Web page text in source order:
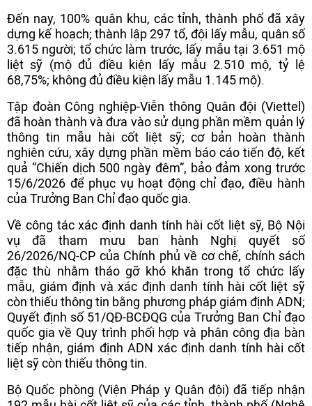
Đến nay, 100% quân khu, các tỉnh, thành phố đã xây
dựng kế hoạch; thành lập 297 tổ, đội lấy mẫu, quân số
3.615 người; tổ chức làm trước, lấy mẫu tại 3.651 mộ
liệt sỹ (mộ đủ điều kiện lấy mẫu 2.510 mộ, tỷ lệ
68,75%; không đủ điều kiện lấy mẫu 1.145 mộ).
Tập đoàn Công nghiệp-Viễn thông Quân đội (Viettel)
đã hoàn thành và đưa vào sử dụng phần mềm quản lý
thông tin mẫu hài cốt liệt sỹ; cơ bản hoàn thành
nghiên cứu, xây dựng phần mềm báo cáo tiến độ, kết
quả “Chiến dịch 500 ngày đêm”, bảo đảm xong trước
15/6/2026 để phục vụ hoạt động chỉ đạo, điều hành
của Trưởng Ban Chỉ đạo quốc gia.
Về công tác xác định danh tính hài cốt liệt sỹ, Bộ Nội
vụ đã tham mưu ban hành Nghị quyết số
26/2026/NQ-CP của Chính phủ về cơ chế, chính sách
đặc thù nhằm tháo gỡ khó khăn trong tổ chức lấy
mẫu, giám định và xác định danh tính hài cốt liệt sỹ
còn thiếu thông tin bằng phương pháp giám định ADN;
Quyết định số 51/QĐ-BCĐQG của Trưởng Ban Chỉ đạo
quốc gia về Quy trình phối hợp và phân công địa bàn
tiếp nhận, giám định ADN xác định danh tính hài cốt
liệt sỹ còn thiếu thông tin.
Bộ Quốc phòng (Viện Pháp y Quân đội) đã tiếp nhận